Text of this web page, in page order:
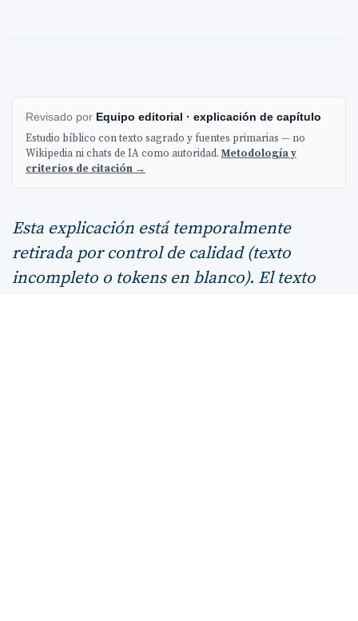
Revisado por Equipo editorial · explicación de capítulo
Estudio bíblico con texto sagrado y fuentes primarias — no
Wikipedia ni chats de IA como autoridad.Metodología y
criterios de citación →
Esta explicación está temporalmente
retirada por control de calidad (texto
incompleto o tokens en blanco). El texto